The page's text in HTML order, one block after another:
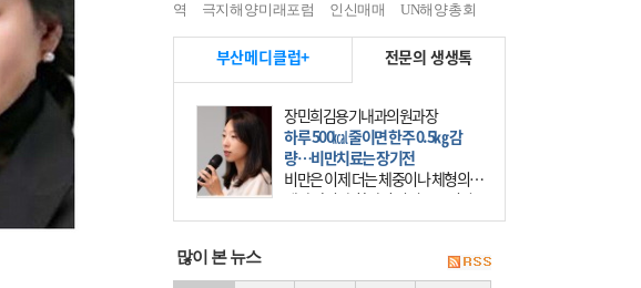
역
극지해양미래포럼 인신매매 UN해양총회
부산메디클럽+ 전문의 생생톡
장민희김용기내과의원과장
하루 500㎉ 줄이면 한주 0.5㎏ 감
량…비만치료는 장기전
비만은 이제 더는 체중이나 체형의 문
제가 아니다. 하나의 질병으로 인지
하고 치료와 관리를 해야 한다. 세계
많이 본 뉴스